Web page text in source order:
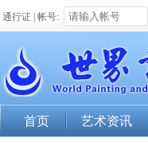
通行证 | 帐号:
首页 艺术资讯